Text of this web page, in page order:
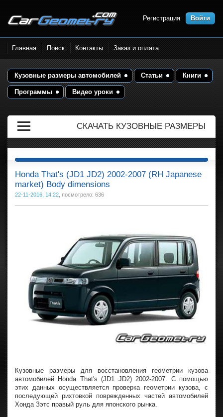
Размеры кузова автомобилей.
Контрольные точки и кузовные
размеры. Геометрия кузова
Регистрация Войти
Главная Поиск Контакты Заказ и оплата
Кузовные размеры автомобилей Статьи Книги
Программы Видео уроки
СКАЧАТЬ КУЗОВНЫЕ РАЗМЕРЫ
Honda That's (JD1 JD2) 2002-2007 (RH Japanese
market) Body dimensions
22-11-2016, 14:22 , посмотрело: 636
Кузовные размеры для восстановления геометрии кузова
автомобилей Honda That's (JD1 JD2) 2002-2007. С помощью
этих данных осуществляется проверка геометрии кузова, с
последующей рихтовкой поврежденных частей автомобилей
Хонда Зэтс правый руль для японского рынка.